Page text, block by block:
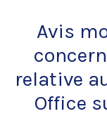
Avis
relative
Office